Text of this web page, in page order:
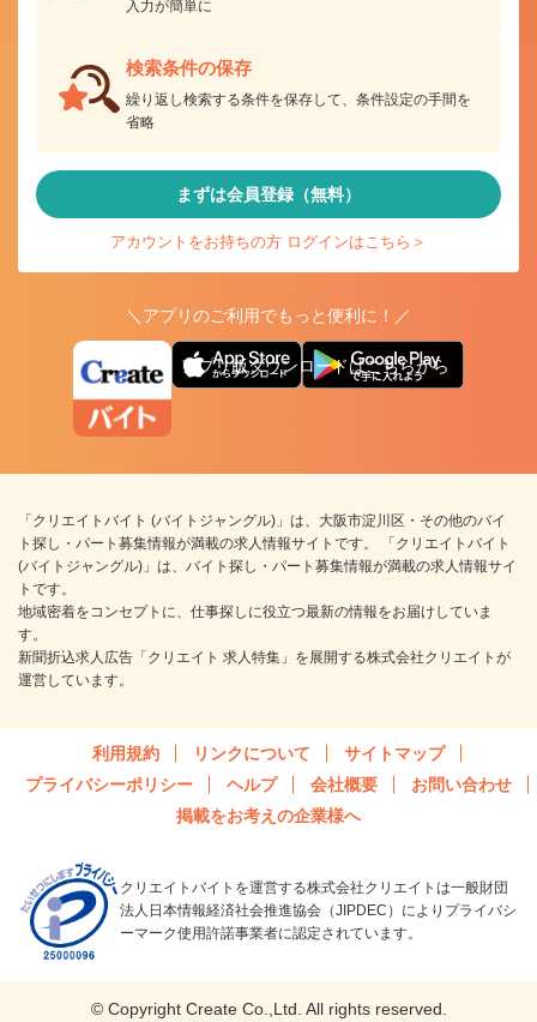
入力が簡単に
検索条件の保存
繰り返し検索する条件を保存して、条件設定の手間を
省略
まずは会員登録（無料）
アカウントをお持ちの方 ログインはこちら＞
＼アプリのご利用でもっと便利に！／
アプリ版ダウンロードはこちらから
「クリエイトバイト (バイトジャングル)」は、大阪市淀川区・その他のバイ
ト探し・パート募集情報が満載の求人情報サイトです。 「クリエイトバイト
(バイトジャングル)」は、バイト探し・パート募集情報が満載の求人情報サイ
トです。
地域密着をコンセプトに、仕事探しに役立つ最新の情報をお届けしていま
す。
新聞折込求人広告「クリエイト 求人特集」を展開する株式会社クリエイトが
運営しています。
利用規約 リンクについて
サイトマップ
プライバシーポリシー
ヘルプ 会社概要
お問い合わせ
掲載をお考えの企業様へ
クリエイトバイトを運営する株式会社クリエイトは一般財団
法人日本情報経済社会推進協会（JIPDEC）によりプライバシ
ーマーク使用許諾事業者に認定されています。
© Copyright Create Co.,Ltd. All rights reserved.